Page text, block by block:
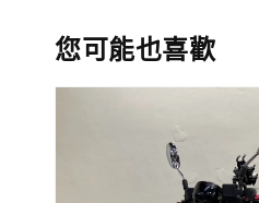
您可能也喜歡